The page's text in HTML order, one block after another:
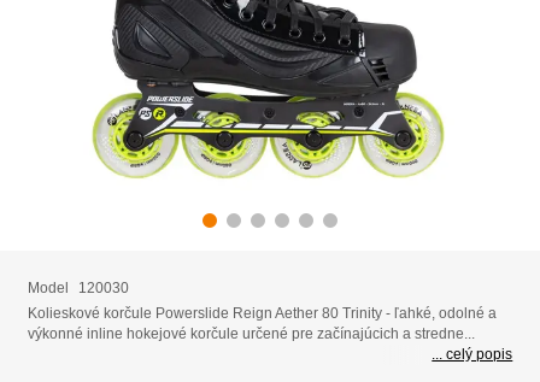
Model
120030
Kolieskové korčule Powerslide Reign Aether 80 Trinity - ľahké, odolné a
výkonné inline hokejové korčule určené pre začínajúcich a stredne...
... celý popis